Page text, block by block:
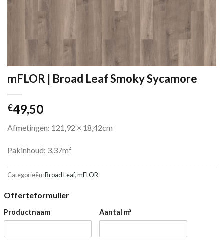
mFLOR | Broad Leaf Smoky Sycamore
€49,50
Afmetingen: 121,92 × 18,42cm
Pakinhoud: 3,37m²
Categorieën:Broad Leaf,mFLOR
Offerteformulier
Productnaam Aantal m²